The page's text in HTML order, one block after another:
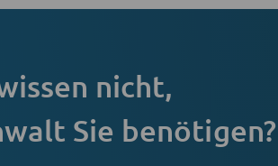
nicht,
Sie benötigen?